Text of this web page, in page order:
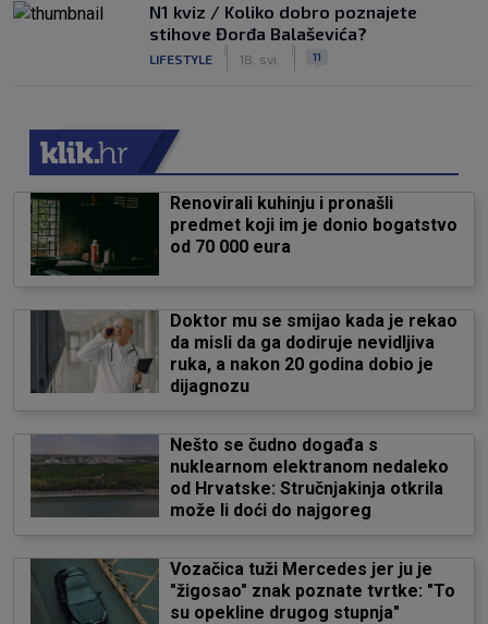
N1 kviz / Koliko dobro poznajete
stihove Đorđa Balaševića?
LIFESTYLE 18. svi. 11
Renovirali kuhinju i pronašli
predmet koji im je donio bogatstvo
od 70 000 eura
Doktor mu se smijao kada je rekao
da misli da ga dodiruje nevidljiva
ruka, a nakon 20 godina dobio je
dijagnozu
Nešto se čudno događa s
nuklearnom elektranom nedaleko
od Hrvatske: Stručnjakinja otkrila
može li doći do najgoreg
Vozačica tuži Mercedes jer ju je
"žigosao" znak poznate tvrtke: "To
su opekline drugog stupnja"